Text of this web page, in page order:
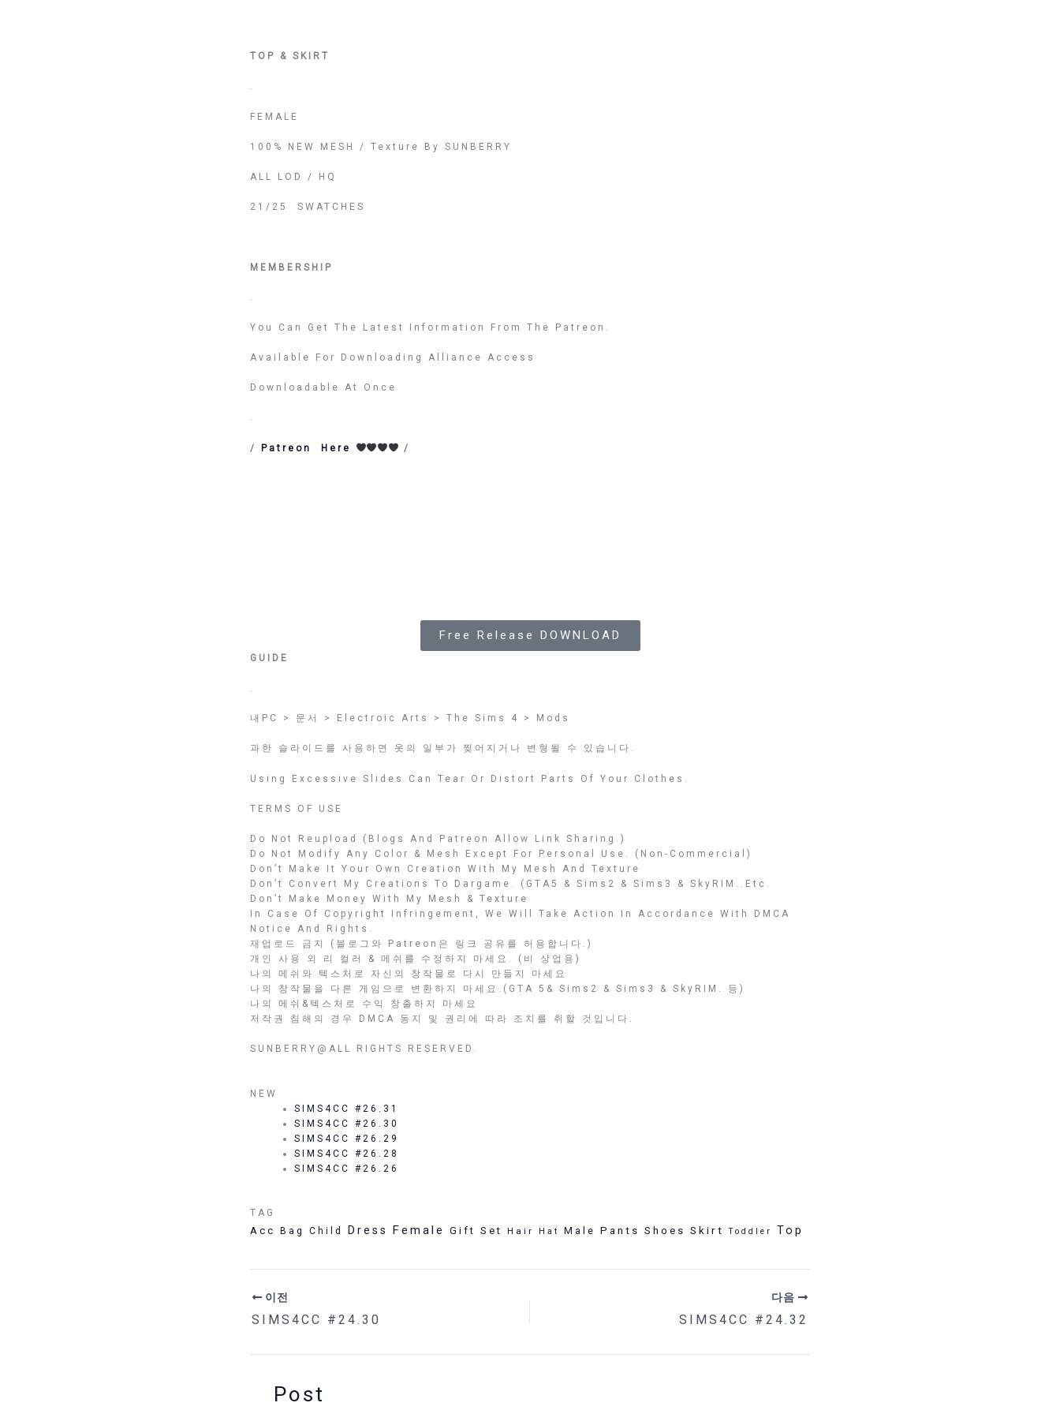
TOP & SKIRT
.
FEMALE
100% NEW MESH / Texture By SUNBERRY
ALL LOD / HQ
21/25 SWATCHES
MEMBERSHIP
You Can Get The Latest Information From The Patreon.
Available For Downloading Alliance Access
Downloadable At Once
.
/ Patreon Here /
Free Release DOWNLOAD
GUIDE
.
내PC > 문서 > Electroic Arts > The Sims 4 > Mods
과한 슬라이드를 사용하면 옷의 일부가 찢어지거나 변형될 수 있습니다.
Using Excessive Slides Can Tear Or Distort Parts Of Your Clothes.
TERMS OF USE
Do Not Reupload (Blogs And Patreon Allow Link Sharing.)
Do Not Modify Any Color & Mesh Except For Personal Use. (Non-Commercial)
Don’t Make It Your Own Creation With My Mesh And Texture
Don’t Convert My Creations To Dargame. (GTA5 & Sims2 & Sims3 & SkyRIM..etc.
Don’t Make Money With My Mesh & Texture
In Case Of Copyright Infringement, We Will Take Action In Accordance With DMCA
Notice And Rights.
재업로드 금지 (블로그와 Patreon은 링크 공유를 허용합니다.)
개인 사용 외 리 컬러 & 메쉬를 수정하지 마세요. (비 상업용)
나의 메쉬와 텍스처로 자신의 창작물로 다시 만들지 마세요
나의 창작물을 다른 게임으로 변환하지 마세요.(GTA 5& Sims2 & Sims3 & SkyRIM. 등)
나의 메쉬&텍스처로 수익 창출하지 마세요
저작권 침해의 경우 DMCA 동지 및 권리에 따라 조치를 취할 것입니다.
SUNBERRY@ALL RIGHTS RESERVED.
NEW
SIMS4CC #26.31
SIMS4CC #26.30
SIMS4CC #26.29
SIMS4CC #26.28
SIMS4CC #26.26
TAG
Acc Bag Child Dress Female Gift Set Hair Hat Male Pants Shoes Skirt Toddler Top
이전
SIMS4CC #24.30
다음
SIMS4CC #24.32
Post